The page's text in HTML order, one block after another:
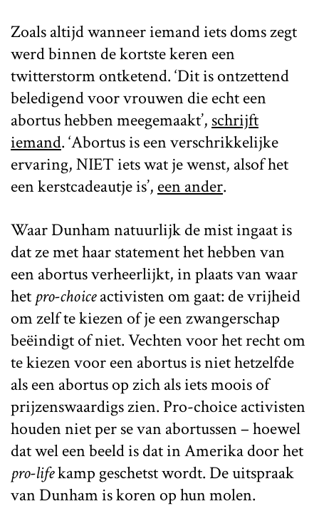
Zoals altijd wanneer iemand iets doms zegt
werd binnen de kortste keren een
twitterstorm ontketend. ‘Dit is ontzettend
beledigend voor vrouwen die echt een
abortus hebben meegemaakt’, schrijft
iemand. ‘Abortus is een verschrikkelijke
ervaring, NIET iets wat je wenst, alsof het
een kerstcadeautje is’, een ander.
Waar Dunham natuurlijk de mist ingaat is
dat ze met haar statement het hebben van
een abortus verheerlijkt, in plaats van waar
het pro-choiceactivisten om gaat: de vrijheid
om zelf te kiezen of je een zwangerschap
beëindigt of niet. Vechten voor het recht om
te kiezen voor een abortus is niet hetzelfde
als een abortus op zich als iets moois of
prijzenswaardigs zien. Pro-choice activisten
houden niet per se van abortussen – hoewel
dat wel een beeld is dat in Amerika door het
pro-lifekamp geschetst wordt. De uitspraak
van Dunham is koren op hun molen.